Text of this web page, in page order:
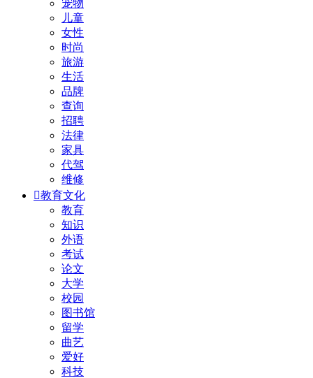
宠物
儿童
女性
时尚
旅游
生活
品牌
查询
招聘
法律
家具
代驾
维修
教育文化
教育
知识
外语
考试
论文
大学
校园
图书馆
留学
曲艺
爱好
科技